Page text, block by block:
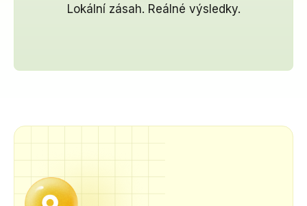
Lokální zásah. Reálné výsledky.